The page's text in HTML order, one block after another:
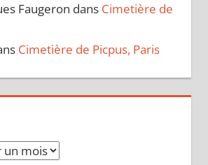
Faugeron dans Cimetière de
Cimetière de Picpus, Paris